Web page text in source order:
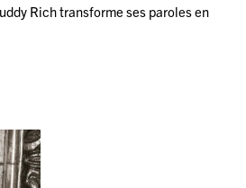
Rich transforme ses paroles en